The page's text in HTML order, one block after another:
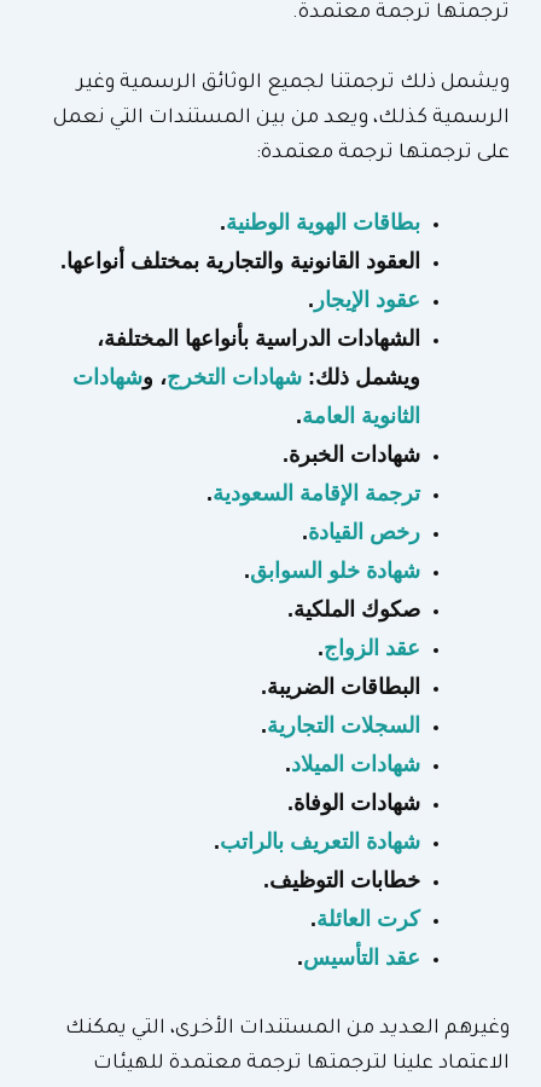
ترجمتها ترجمة معتمدة.
ويشمل ذلك ترجمتنا لجميع الوثائق الرسمية وغير
الرسمية كذلك، ويعد من بين المستندات التي نعمل
على ترجمتها ترجمة معتمدة:
بطاقات الهوية الوطنية.
العقود القانونية والتجارية بمختلف أنواعها.
عقود الإيجار .
الشهادات الدراسية بأنواعها المختلفة،
ويشمل ذلك:شهادات التخرج، وشهادات
الثانوية العامة.
شهادات الخبرة.
ترجمة الإقامة السعودية.
رخص القيادة.
شهادة خلو السوابق.
صكوك الملكية.
عقد الزواج.
البطاقات الضريبة.
السجلات التجارية.
شهادات الميلاد.
شهادات الوفاة.
شهادة التعريف بالراتب.
خطابات التوظيف.
كرت العائلة.
عقد التأسيس.
وغيرهم العديد من المستندات الأخرى، التي يمكنك
الاعتماد علينا لترجمتها ترجمة معتمدة للهيئات